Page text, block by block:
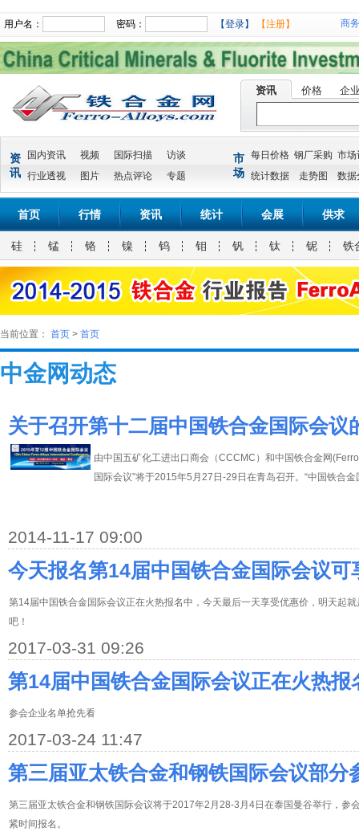
用户名： 密码： 【登录】 【注册】 商
资讯 价格 企
资
讯
国内资讯 视频 国际扫描
访谈
行业透视
图片 热点评论 专题
市
场
每日价格 钢厂采购 市场
统计数据
走势图 数据
首页 行情 资讯 统计 会展 供求
硅 锰 铬 镍 钨 钼 钒 钛 铌 铁
当前位置： 首页 > 首页
中金网动态
关于召开第十二届中国铁合金国际会议
由中国五矿化工进出口商会（CCCMC）和中国铁合金网
国际会议”将于2015年5月27日-29日在青岛召开。“中国铁合
2014-11-17 09:00
今天报名第14届中国铁合金国际会议可
第14届中国铁合金国际会议正在火热报名中，今天最后一天享受优惠价，明天起
吧！
2017-03-31 09:26
第14届中国铁合金国际会议正在火热报
参会企业名单抢先看
2017-03-24 11:47
第三届亚太铁合金和钢铁国际会议部分
第三届亚太铁合金和钢铁国际会议将于2017年2月28-3月4日在泰国曼谷举行，参
紧时间报名。